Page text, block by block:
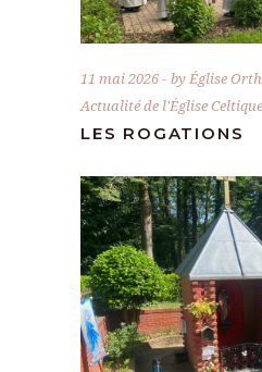
11 mai 2026 byÉglise
Actualité de l'Église Celtique
LES ROGATIONS